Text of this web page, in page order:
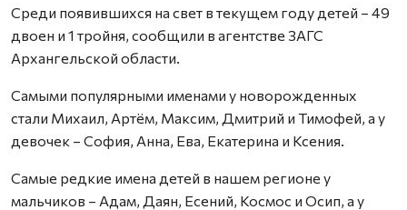
Среди появившихся на свет в текущем году детей – 49
двоен и 1 тройня, сообщили в агентстве ЗАГС
Архангельской области.
Самыми популярными именами у новорожденных
стали Михаил, Артём, Максим, Дмитрий и Тимофей, а у
девочек – София, Анна, Ева, Екатерина и Ксения.
Самые редкие имена детей в нашем регионе у
мальчиков – Адам, Даян, Есений, Космос и Осип, а у